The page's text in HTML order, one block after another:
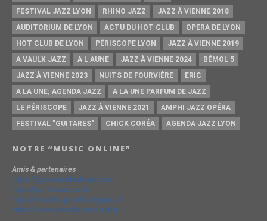
FESTIVAL JAZZ LYON
RHINO JAZZ
JAZZ À VIENNE 2018
AUDITORIUM DE LYON
ACTU DU HOT CLUB
OPERA DE LYON
HOT CLUB DE LYON
PÉRISCOPE LYON
JAZZ À VIENNE 2019
A VAULX JAZZ
A L AUNE JAZZ À VIENNE 2024
BÉMOL 5
JAZZ À VIENNE 2023
NUITS DE FOURVIÈRE
ERIC
A LA UNE; AGENDA JAZZ
A LA UNE PARFUM DE JAZZ
LE PÉRISCOPE
JAZZ À VIENNE 2021
AMPHI JAZZ OPÉRA
FESTIVAL "GUITARES"
CHICK CORÉA AGENDA JAZZ LYON
NOTRE “MUSIC ONLINE”
Amis & partenaires
https://groovesidestory.com/
http://lyon-music.com/
http://chrischarpenel.blogspot.fr
https://www.yvesdorison.net/q-r